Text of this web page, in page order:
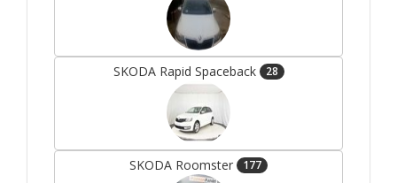
SKODA Rapid Spaceback 28
SKODA Roomster 177